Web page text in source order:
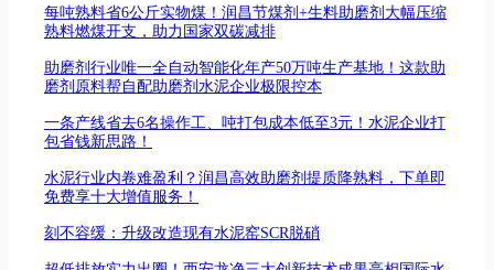
每吨熟料省6公斤实物煤！润昌节煤剂+生料助磨剂大幅压缩
熟料燃煤开支，助力国家双碳减排
助磨剂行业唯一全自动智能化年产50万吨生产基地！这款助
磨剂原料帮自配助磨剂水泥企业极限控本
一条产线省去6名操作工、吨打包成本低至3元！水泥企业打
包省钱新思路！
水泥行业内卷难盈利？润昌高效助磨剂提质降熟料，下单即
免费享十大增值服务！
刻不容缓：升级改造现有水泥窑SCR脱硝